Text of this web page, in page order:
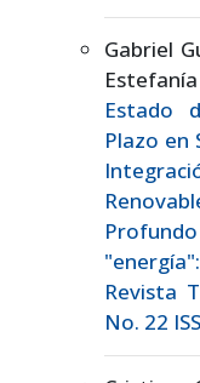
Gabriel
Estado
Plazo en
Revista
No. 22